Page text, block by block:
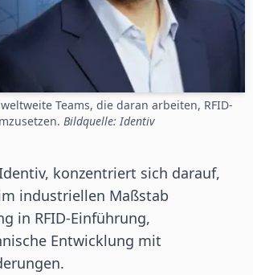
Teams, die daran arbeiten, RFID-
Bildquelle: Identiv
konzentriert sich darauf,
industriellen Maßstab
in RFID-Einführung,
Entwicklung mit